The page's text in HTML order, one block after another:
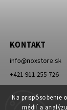
Na prispôsobenie
médií a
KONTAKT
info@noxstore.sk
+421 911 255 726